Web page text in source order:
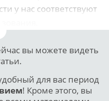
у нас соответствуют
вы можете видеть
для вас период
! Кроме этого, вы